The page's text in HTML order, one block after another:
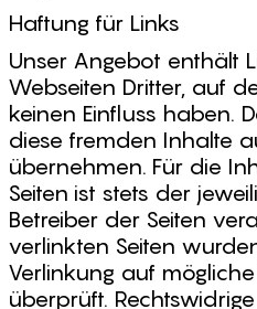
Haftung für Links
Unser Angebot enthält
Webseiten Dritter, auf
keinen Einfluss haben.
diese fremden Inhalte
übernehmen. Für die
Seiten ist stets der
Betreiber der Seiten
verlinkten Seiten
Verlinkung auf
überprüft.